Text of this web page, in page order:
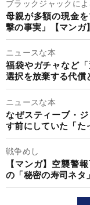
ブラックジャックによ
母親が多額の現金
撃の事実」【マンガ】
ニュースな本
福袋やガチャなど
選択を放棄する代償
ニュースな本
なぜスティーブ・
す前にしていた「た
戦争めし
【マンガ】空襲警
の「秘密の寿司ネタ